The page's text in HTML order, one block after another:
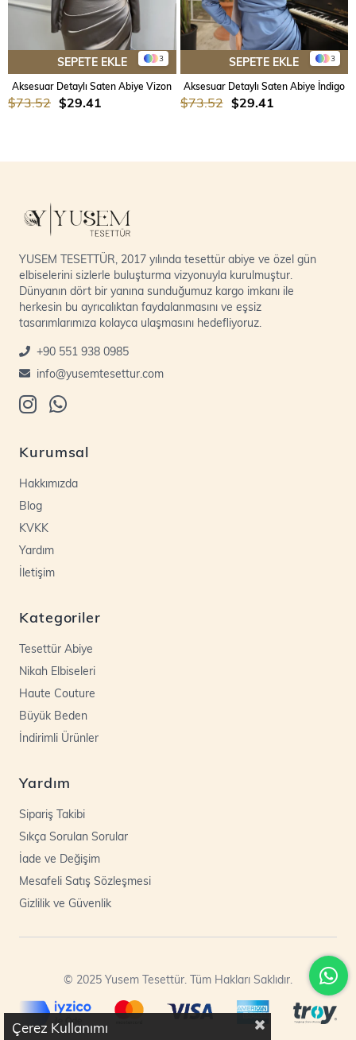
3
SEPETE EKLE
Aksesuar Detaylı Saten Abiye Vizon
$29.41
$73.52
3
SEPETE EKLE
Aksesuar Detaylı Saten Abiye İndigo
$29.41
$73.52
YUSEM TESETTÜR, 2017 yılında tesettür abiye ve özel gün
elbiselerini sizlerle buluşturma vizyonuyla kurulmuştur.
Dünyanın dört bir yanına sunduğumuz kargo imkanı ile
herkesin bu ayrıcalıktan faydalanmasını ve eşsiz
tasarımlarımıza kolayca ulaşmasını hedefliyoruz.
+90 551 938 0985
info@yusemtesettur.com
Kurumsal
Hakkımızda
Blog
KVKK
Yardım
İletişim
Kategoriler
Tesettür Abiye
Nikah Elbiseleri
Haute Couture
Büyük Beden
İndirimli Ürünler
Yardım
Sipariş Takibi
Sıkça Sorulan Sorular
İade ve Değişim
Mesafeli Satış Sözleşmesi
Gizlilik ve Güvenlik
© 2025 Yusem Tesettür. Tüm Hakları Saklıdır.
Çerez Kullanımı